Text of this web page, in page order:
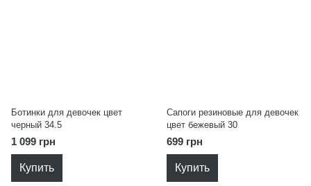
Ботинки для девочек цвет
черный 34.5
1 099 грн
Купить
Сапоги резиновые для девочек
цвет бежевый 30
699 грн
Купить